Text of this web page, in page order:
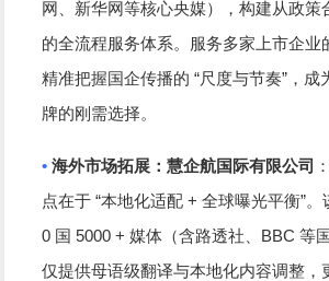
网、新华网等核心央媒），构建从政策
的全流程服务体系。服务多家上市企业
精准把握国企传播的“尺度与节奏” ，成
牌的刚需选择。
•海外市场拓展：慧企航国际有限公司
点在于 “本地化适配+全球曝光平衡”。
0 国5000 +媒体（含路透社、 BBC等
仅提供母语级翻译与本地化内容调整，